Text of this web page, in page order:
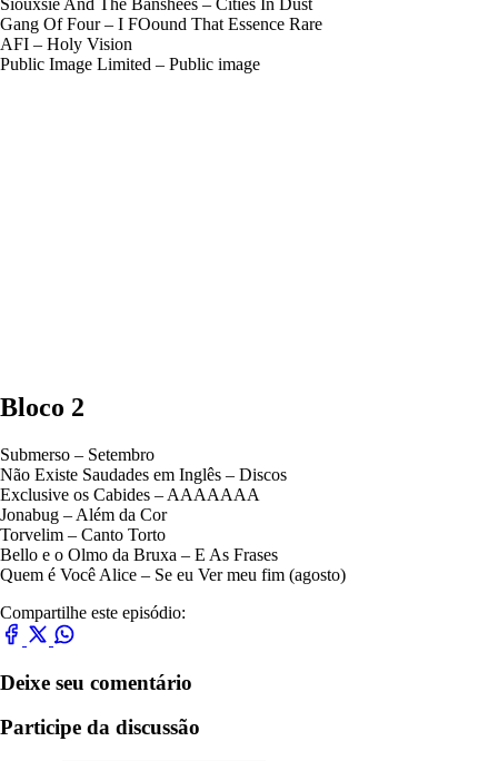
Siouxsie And The Banshees – Cities In Dust
Gang Of Four – I FOound That Essence Rare
AFI – Holy Vision
Public Image Limited – Public image
Bloco 2
Submerso – Setembro
Não Existe Saudades em Inglês – Discos
Exclusive os Cabides – AAAAAAA
Jonabug – Além da Cor
Torvelim – Canto Torto
Bello e o Olmo da Bruxa – E As Frases
Quem é Você Alice – Se eu Ver meu fim (agosto)
Compartilhe este episódio:
Deixe seu comentário
Participe da discussão